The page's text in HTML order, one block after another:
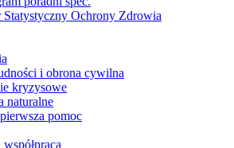
Statystyczny Ochrony Zdrowia
i obrona cywilna
kryzysowe
naturalne
pomoc